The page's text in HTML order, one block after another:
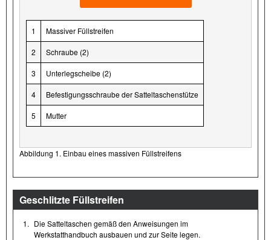
1 Massiver Füllstreifen
2 Schraube (2)
3 Unterlegscheibe (2)
4 Befestigungsschraube der Satteltaschenstütze
5 Mutter
Abbildung 1. Einbau eines massiven Füllstreifens
Geschlitzte Füllstreifen
1. Die Satteltaschen gemäß den Anweisungen im
Werkstatthandbuch ausbauen und zur Seite legen.